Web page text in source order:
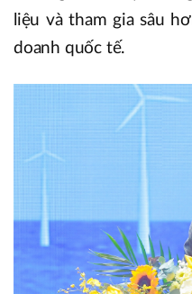
liệu và tham gia sâu
doanh quốc tế.